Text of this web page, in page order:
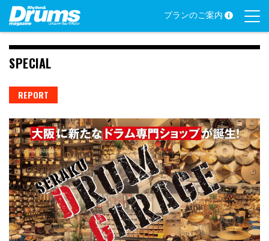
Skip
content
プランのご案内
SPECIAL
REPORT